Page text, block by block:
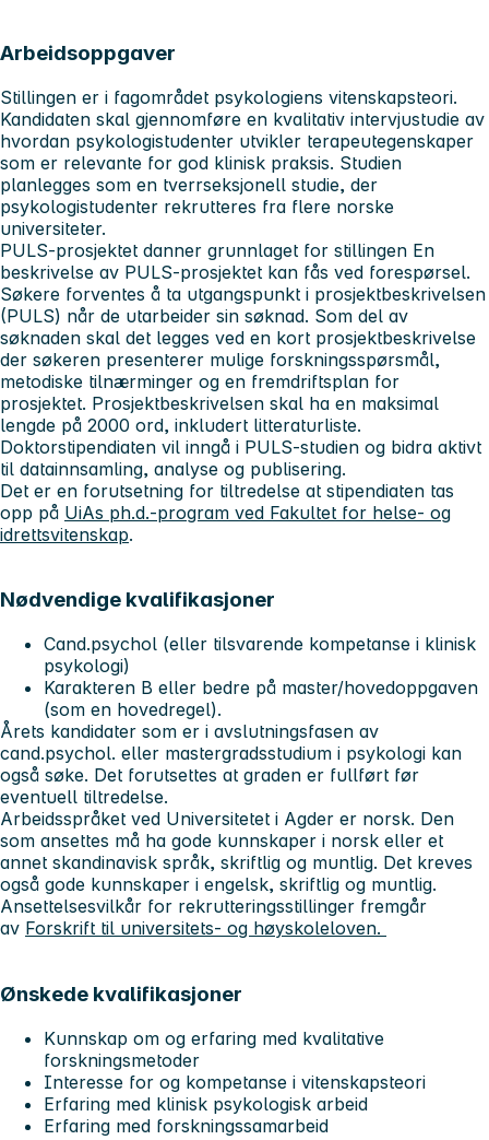
Arbeidsoppgaver
Stillingen er i fagområdet psykologiens vitenskapsteori.
Kandidaten skal gjennomføre en kvalitativ intervjustudie av
hvordan psykologistudenter utvikler terapeutegenskaper
som er relevante for god klinisk praksis. Studien
planlegges som en tverrseksjonell studie, der
psykologistudenter rekrutteres fra flere norske
universiteter.
PULS-prosjektet danner grunnlaget for stillingen En
beskrivelse av PULS-prosjektet kan fås ved forespørsel.
Søkere forventes å ta utgangspunkt i prosjektbeskrivelsen
(PULS) når de utarbeider sin søknad. Som del av
søknaden skal det legges ved en kort prosjektbeskrivelse
der søkeren presenterer mulige forskningsspørsmål,
metodiske tilnærminger og en fremdriftsplan for
prosjektet. Prosjektbeskrivelsen skal ha en maksimal
lengde på 2000 ord, inkludert litteraturliste.
Doktorstipendiaten vil inngå i PULS-studien og bidra aktivt
til datainnsamling, analyse og publisering.
Det er en forutsetning for tiltredelse at stipendiaten tas
opp på UiAs ph.d.-program ved Fakultet for helse- og
idrettsvitenskap.
Nødvendige kvalifikasjoner
Cand.psychol (eller tilsvarende kompetanse i klinisk
psykologi)
Karakteren B eller bedre på master/hovedoppgaven
(som en hovedregel).
Årets kandidater som er i avslutningsfasen av
cand.psychol. eller mastergradsstudium i psykologi kan
også søke. Det forutsettes at graden er fullført før
eventuell tiltredelse.
Arbeidsspråket ved Universitetet i Agder er norsk. Den
som ansettes må ha gode kunnskaper i norsk eller et
annet skandinavisk språk, skriftlig og muntlig. Det kreves
også gode kunnskaper i engelsk, skriftlig og muntlig.
Ansettelsesvilkår for rekrutteringsstillinger fremgår
av Forskrift til universitets- og høyskoleloven.
Ønskede kvalifikasjoner
Kunnskap om og erfaring med kvalitative
forskningsmetoder
Interesse for og kompetanse i vitenskapsteori
Erfaring med klinisk psykologisk arbeid
Erfaring med forskningssamarbeid